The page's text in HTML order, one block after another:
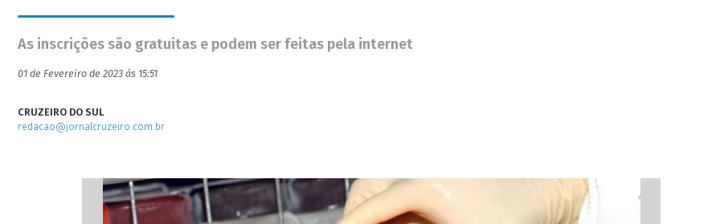
As inscrições são gratuitas e podem ser feitas pela internet
01 de Fevereiro de 2023 às 15:51
CRUZEIRO DO SUL
redacao@jornalcruzeiro.com.br